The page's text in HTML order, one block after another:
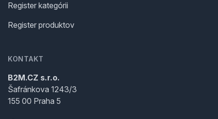
Register kategórii
Register produktov
KONTAKT
B2M.CZ s.r.o.
Šafránkova 1243/3
155 00 Praha 5